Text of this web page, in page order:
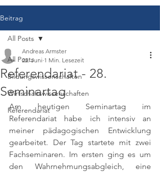
Beitrag
All Posts
Bildungswissenschaften
Wirtschaftswissenschaften
Referendariat
All Posts
Referendariat - 28.
Seminartag
Andreas Armster
22. Juni 1 Min. Lesezeit
Am heutigen Seminartag im
Referendariat habe ich intensiv an
meiner pädagogischen Entwicklung
gearbeitet. Der Tag startete mit zwei
Fachseminaren. Im ersten ging es um
den Wahrnehmungsabgleich, eine